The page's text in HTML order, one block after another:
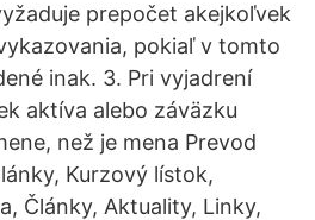
prepočet akejkoľvek
pokiaľ v tomto
inak. 3. Pri vyjadrení
aktíva alebo záväzku
než je mena Prevod
Kurzový lístok,
Články, Aktuality, Linky,